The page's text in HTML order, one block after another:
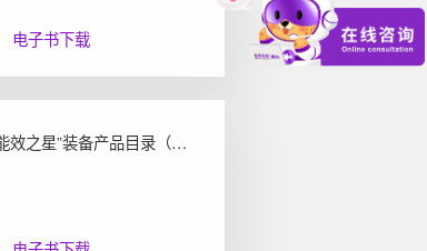
电子书下载
关于入选《“能效之星”装备产品目录（2021）》的公告